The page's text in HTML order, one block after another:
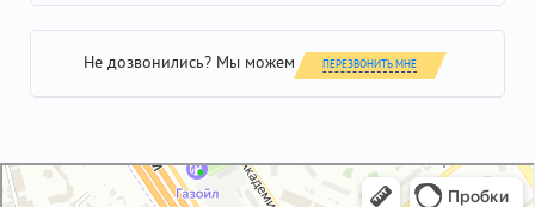
Не дозвонились? Мы можем ПЕРЕЗВОНИТЬ МНЕ
GM-City&VAG-Repair
Автосервис, автотехцентр в Москве